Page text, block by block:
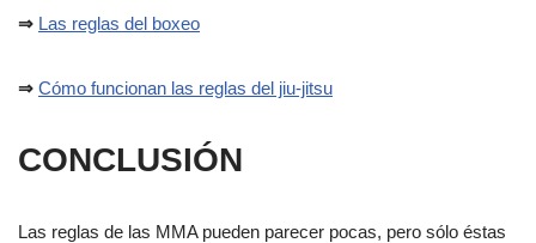
⇒ Las reglas del boxeo
⇒ Cómo funcionan las reglas del jiu-jitsu
CONCLUSIÓN
Las reglas de las MMA pueden parecer pocas, pero sólo éstas